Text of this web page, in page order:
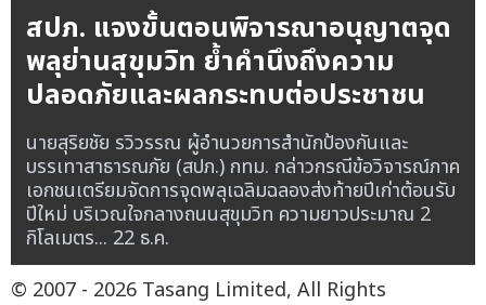
สปภ. แจงขั้นตอนพิจารณาอนุญาตจุด
พลุย่านสุขุมวิท ย้ำคำนึงถึงความ
ปลอดภัยและผลกระทบต่อประชาชน
นายสุริยชัย รวิวรรณ ผู้อำนวยการสำนักป้องกันและ
บรรเทาสาธารณภัย (สปภ.) กทม. กล่าวกรณีข้อวิจารณ์ภาค
เอกชนเตรียมจัดการจุดพลุเฉลิมฉลองส่งท้ายปีเก่าต้อนรับ
ปีใหม่ บริเวณใจกลางถนนสุขุมวิท ความยาวประมาณ 2
กิโลเมตร... 22 ธ.ค.
© 2007 - 2026 Tasang Limited, All Rights